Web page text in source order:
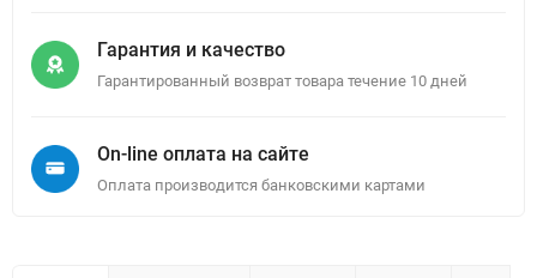
Гарантия и качество
Гарантированный возврат товара течение 10 дней
On-line оплата на сайте
Оплата производится банковскими картами